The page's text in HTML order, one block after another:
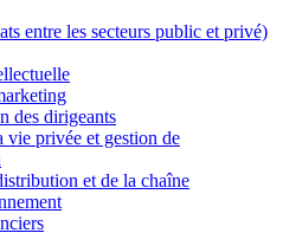
entre les secteurs public et privé)
des dirigeants
vie privée et gestion de
et de la chaîne